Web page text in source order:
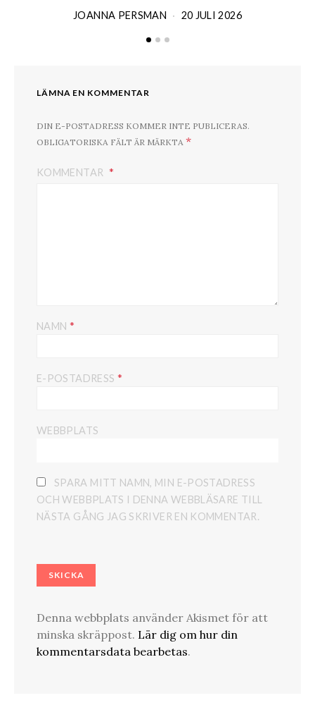
JOANNA PERSMAN 20 JULI 2026
LÄMNA EN KOMMENTAR
DIN E-POSTADRESS KOMMER INTE PUBLICERAS.
OBLIGATORISKA FÄLT ÄR MÄRKTA *
KOMMENTAR
NAMN *
E-POSTADRESS *
WEBBPLATS
SPARA MITT NAMN, MIN E-POSTADRESS
OCH WEBBPLATS I DENNA WEBBLÄSARE TILL
NÄSTA GÅNG JAG SKRIVER EN KOMMENTAR.
Denna webbplats använder Akismet för att
minska skräppost. Lär dig om hur din
kommentarsdata bearbetas.